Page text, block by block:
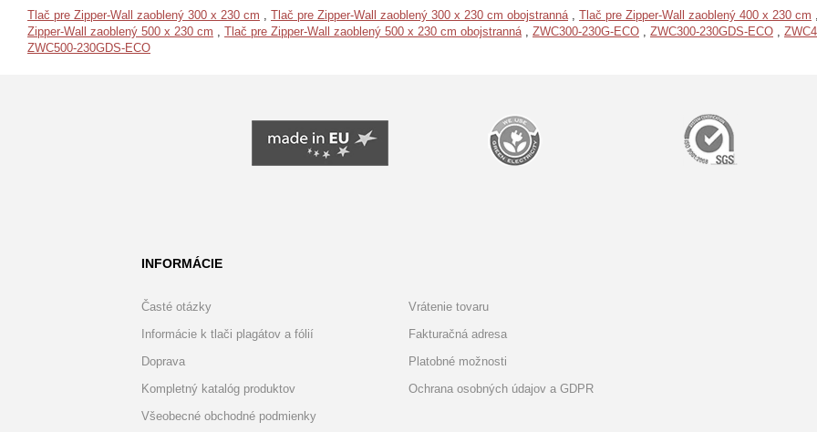
Tlač pre Zipper-Wall zaoblený 300 x 230 cm , Tlač pre Zipper-Wall zaoblený 300 x 230 cm obojstranná , Tlač pre Zipper-Wall zaoblený 400 x 230 cm ,
Zipper-Wall zaoblený 500 x 230 cm , Tlač pre Zipper-Wall zaoblený 500 x 230 cm obojstranná , ZWC300-230G-ECO , ZWC300-230GDS-ECO ,
ZWC500-230GDS-ECO
INFORMÁCIE
Časté otázky
Informácie k tlači plagátov a fólií
Doprava
Kompletný katalóg produktov
Všeobecné obchodné podmienky
Vrátenie tovaru
Fakturačná adresa
Platobné možnosti
Ochrana osobných údajov a GDPR